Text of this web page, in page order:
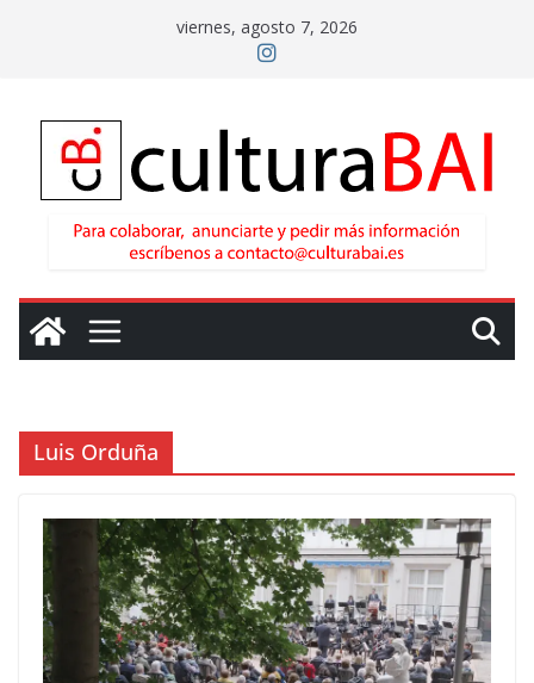
viernes, agosto 7, 2026
Luis Orduña